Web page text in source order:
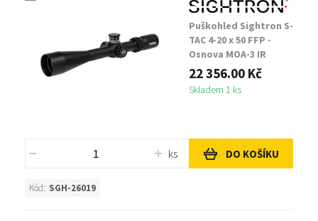
Puškohled Sightron S-
TAC 4-20 x 50 FFP -
Osnova MOA-3 IR
22 356.00 Kč
Skladem 1 ks
ks DO KOŠÍKU
Kód: SGH-26019